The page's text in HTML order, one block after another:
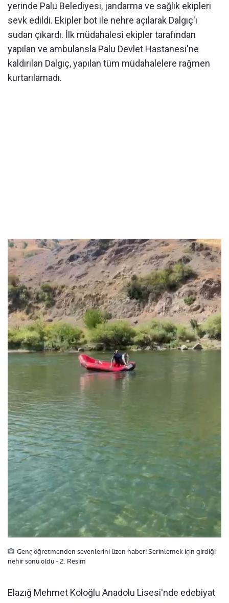
yerinde Palu Belediyesi, jandarma ve sağlık ekipleri
sevk edildi. Ekipler bot ile nehre açılarak Dalgıç'ı
sudan çıkardı. İlk müdahalesi ekipler tarafından
yapılan ve ambulansla Palu Devlet Hastanesi'ne
kaldırılan Dalgıç, yapılan tüm müdahalelere rağmen
kurtarılamadı.
Genç öğretmenden sevenlerini üzen haber! Serinlemek için girdiği
nehir sonu oldu - 2. Resim
Elazığ Mehmet Koloğlu Anadolu Lisesi'nde edebiyat